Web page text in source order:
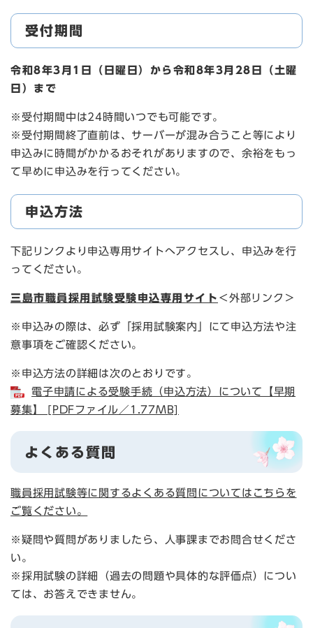
受付期間
令和8年3月1日（日曜日）から令和8年3月28日（土曜
日）まで
※受付期間中は24時間いつでも可能です。
※受付期間終了直前は、サーバーが混み合うこと等により
申込みに時間がかかるおそれがありますので、余裕をもっ
て早めに申込みを行ってください。
申込方法
下記リンクより申込専用サイトへアクセスし、申込みを行
ってください。
三島市職員採用試験受験申込専用サイト ＜外部リンク＞
※申込みの際は、必ず「採用試験案内」にて申込方法や注
意事項をご確認ください。
※申込方法の詳細は次のとおりです。
電子申請による受験手続（申込方法）について【早期
募集】 [PDFファイル／1.77MB]
よくある質問
職員採用試験等に関するよくある質問についてはこちらを
ご覧ください。
※疑問や質問がありましたら、人事課までお問合せくださ
い。
※採用試験の詳細（過去の問題や具体的な評価点）につい
ては、お答えできません。